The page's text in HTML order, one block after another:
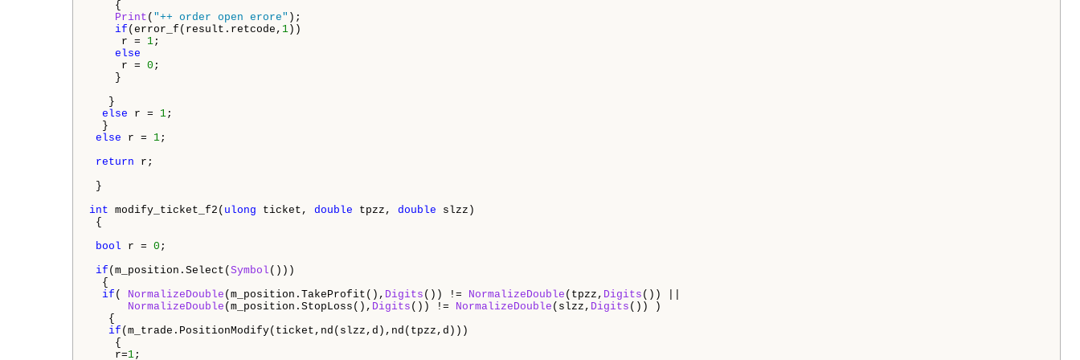
{
Print ( "++ order open erore" );
if (error_f(result.retcode, 1 ))
r = 1;
else
r = 0 ;
}
}
else r = 1;
}
else r = 1;
return r;
}
int modify_ticket_f2( ulong ticket, double tpzz, double slzz)
{
bool r = 0 ;
if (m_position.Select( Symbol ()))
{
if ( NormalizeDouble (m_position.TakeProfit(), Digits ()) != NormalizeDouble (tpzz, Digits ()) ||
NormalizeDouble (m_position.StopLoss(), Digits ()) != NormalizeDouble (slzz, Digits ()) )
{
if (m_trade.PositionModify(ticket,nd(slzz,d),nd(tpzz,d)))
{
r=1;